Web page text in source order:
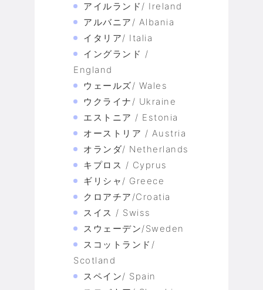
アイルランド/ Ireland
アルバニア/ Albania
イタリア/ Italia
イングランド /
England
ウェールズ/ Wales
ウクライナ/ Ukraine
エストニア / Estonia
オーストリア / Austria
オランダ/ Netherlands
キプロス / Cyprus
ギリシャ/ Greece
クロアチア/Croatia
スイス / Swiss
スウェーデン/Sweden
スコットランド/
Scotland
スペイン/ Spain